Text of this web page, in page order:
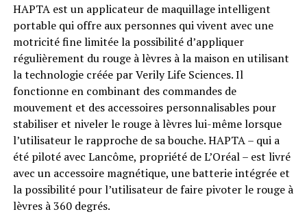
HAPTA est un applicateur de maquillage intelligent
portable qui offre aux personnes qui vivent avec une
motricité fine limitée la possibilité d’appliquer
régulièrement du rouge à lèvres à la maison en utilisant
la technologie créée par Verily Life Sciences. Il
fonctionne en combinant des commandes de
mouvement et des accessoires personnalisables pour
stabiliser et niveler le rouge à lèvres lui-même lorsque
l’utilisateur le rapproche de sa bouche. HAPTA – qui a
été piloté avec Lancôme, propriété de L’Oréal – est livré
avec un accessoire magnétique, une batterie intégrée et
la possibilité pour l’utilisateur de faire pivoter le rouge à
lèvres à 360 degrés.